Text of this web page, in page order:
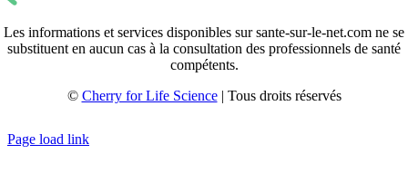
Les informations et services disponibles sur sante-sur-le-net.com ne se
substituent en aucun cas à la consultation des professionnels de santé
compétents.
© Cherry for Life Science| Tous droits réservés
Page load link